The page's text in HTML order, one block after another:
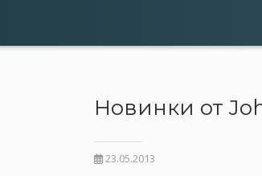
Новинки от
23.05.2013